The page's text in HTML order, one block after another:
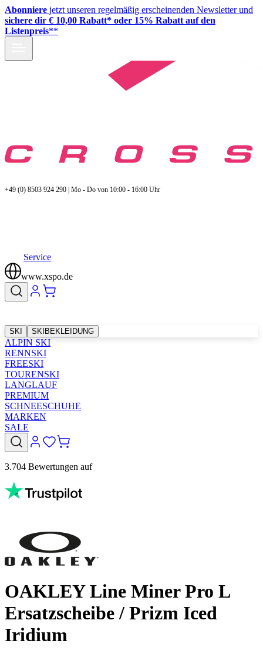
Abonniere jetzt unseren regelmäßig erscheinenden Newsletter und
sichere dir € 10,00 Rabatt* oder 15% Rabatt auf den
Listenpreis**
+49 (0) 8503 924 290 | Mo - Do von 10:00 - 16:00 Uhr
Service
www.xspo.de
SKI SKIBEKLEIDUNG
ALPIN SKI
RENNSKI
FREESKI
TOURENSKI
LANGLAUF
PREMIUM
SCHNEESCHUHE
MARKEN
SALE
3.704 Bewertungen auf
OAKLEY Line Miner Pro L
Ersatzscheibe / Prizm Iced
Iridium